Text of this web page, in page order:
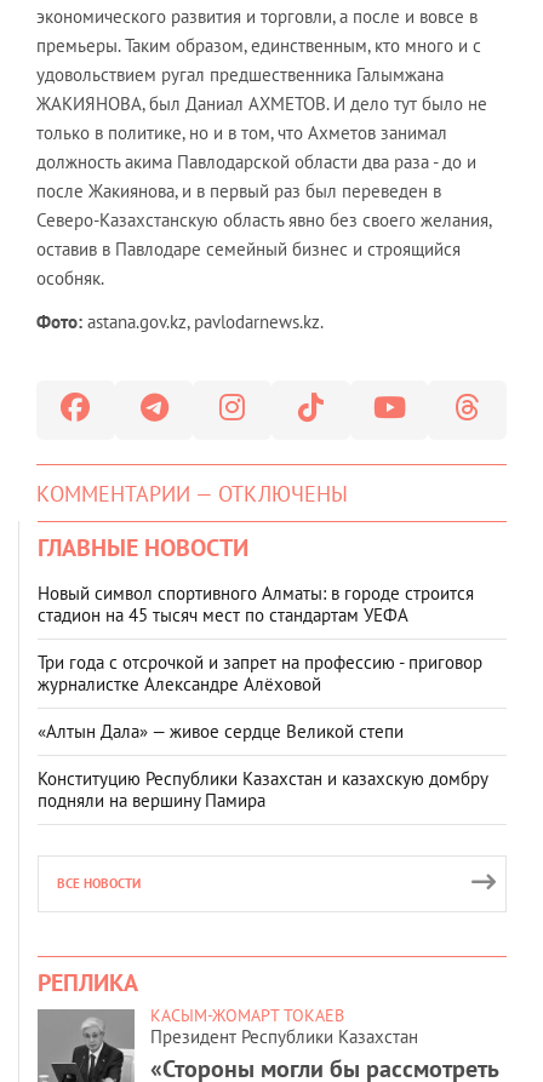
экономического развития и торговли, а после и вовсе в
премьеры. Таким образом, единственным, кто много и с
удовольствием ругал предшественника Галымжана
ЖАКИЯНОВА, был Даниал АХМЕТОВ. И дело тут было не
только в политике, но и в том, что Ахметов занимал
должность акима Павлодарской области два раза - до и
после Жакиянова, и в первый раз был переведен в
Северо-Казахстанскую область явно без своего желания,
оставив в Павлодаре семейный бизнес и строящийся
особняк.
Фото: astana.gov.kz, pavlodarnews.kz.
КОММЕНТАРИИ — ОТКЛЮЧЕНЫ
ГЛАВНЫЕ НОВОСТИ
Новый символ спортивного Алматы: в городе строится
стадион на 45 тысяч мест по стандартам УЕФА
Три года с отсрочкой и запрет на профессию - приговор
журналистке Александре Алёховой
«Алтын Дала» — живое сердце Великой степи
Конституцию Республики Казахстан и казахскую домбру
подняли на вершину Памира
ВСЕ НОВОСТИ
РЕПЛИКА
КАСЫМ-ЖОМАРТ ТОКАЕВ
Президент Республики Казахстан
«Стороны могли бы рассмотреть